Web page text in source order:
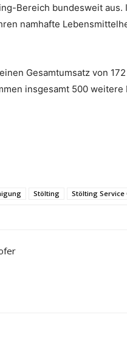
Bereich bundesweit aus.
namhafte
Gesamtumsatz von
insgesamt 500
Stölting Stölting Service